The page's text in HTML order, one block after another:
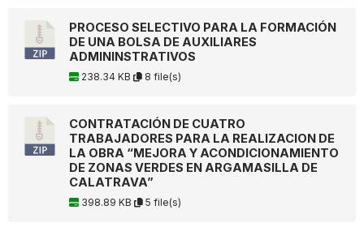
PROCESO SELECTIVO PARA LA FORMACIÓN
DE UNA BOLSA DE AUXILIARES
ADMININSTRATIVOS
238.34 KB 8 file(s)
CONTRATACIÓN DE CUATRO
TRABAJADORES PARA LA REALIZACION DE
LA OBRA “MEJORA Y ACONDICIONAMIENTO
DE ZONAS VERDES EN ARGAMASILLA DE
CALATRAVA”
398.89 KB 5 file(s)